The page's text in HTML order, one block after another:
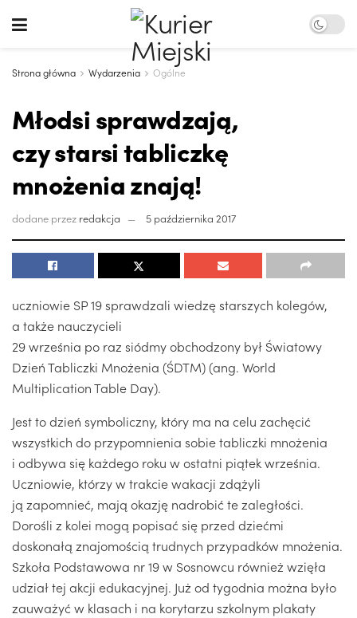
Strona główna Wydarzenia Ogólne
Młodsi sprawdzają,
czy starsi tabliczkę
mnożenia znają!
dodane przez redakcja 5 października 2017
uczniowie SP 19 sprawdzali wiedzę starszych kolegów,
a także nauczycieli
29 września po raz siódmy obchodzony był Światowy
Dzień Tabliczki Mnożenia (ŚDTM) (ang. World
Multiplication Table Day).
Jest to dzień symboliczny, który ma na celu zachęcić
wszystkich do przypomnienia sobie tabliczki mnożenia
i odbywa się każdego roku w ostatni piątek września.
Uczniowie, którzy w trakcie wakacji zdążyli
ją zapomnieć, mają okazję nadrobić te zaległości.
Dorośli z kolei mogą popisać się przed dziećmi
doskonałą znajomością trudnych przypadków mnożenia.
Szkoła Podstawowa nr 19 w Sosnowcu również wzięła
udział tej akcji edukacyjnej. Już od tygodnia można było
zauważyć w klasach i na korytarzu szkolnym plakaty